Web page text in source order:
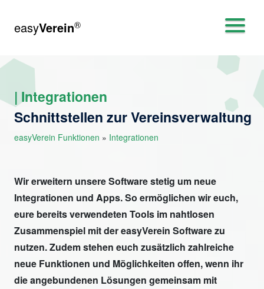
easyVerein®
| Integrationen
Schnittstellen zur Vereinsverwaltung
easyVerein Funktionen » Integrationen
Wir erweitern unsere Software stetig um neue
Integrationen und Apps. So ermöglichen wir euch,
eure bereits verwendeten Tools im nahtlosen
Zusammenspiel mit der easyVerein Software zu
nutzen. Zudem stehen euch zusätzlich zahlreiche
neue Funktionen und Möglichkeiten offen, wenn ihr
die angebundenen Lösungen gemeinsam mit